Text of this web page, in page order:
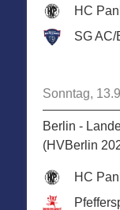
HC
SG
Sonntag,
Berlin -
(HVBerlin
HC